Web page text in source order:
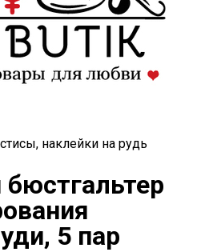
наклейки на рудь
5 пар